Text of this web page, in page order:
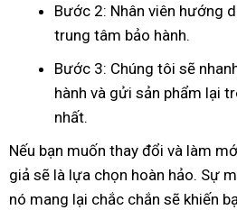
Bước 2: Nhân viên hướng
trung tâm bảo hành.
Bước 3: Chúng tôi sẽ
hành và gửi sản phẩm lại
nhất.
Nếu bạn muốn thay đổi và làm
giả sẽ là lựa chọn hoàn hảo. Sự
nó mang lại chắc chắn sẽ khiến